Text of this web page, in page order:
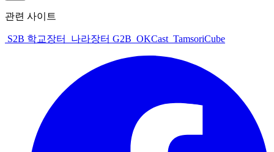
관련 사이트
S2B 학교장터 나라장터 G2B OKCast TamsoriCube